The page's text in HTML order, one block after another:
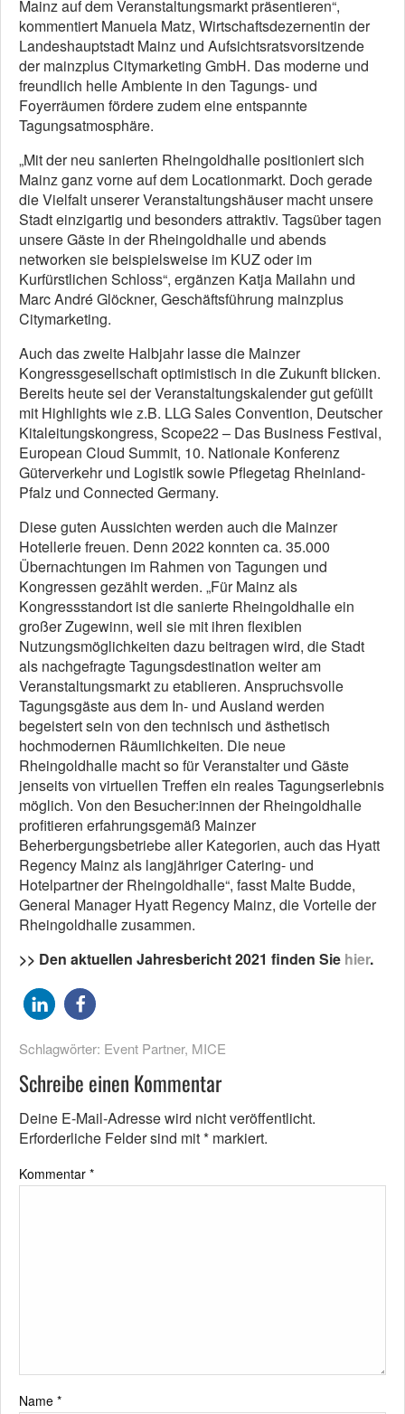
Mainz auf dem Veranstaltungsmarkt präsentieren“,
kommentiert Manuela Matz, Wirtschaftsdezernentin der
Landeshauptstadt Mainz und Aufsichtsratsvorsitzende
der mainzplus Citymarketing GmbH. Das moderne und
freundlich helle Ambiente in den Tagungs- und
Foyerräumen fördere zudem eine entspannte
Tagungsatmosphäre.
„Mit der neu sanierten Rheingoldhalle positioniert sich
Mainz ganz vorne auf dem Locationmarkt. Doch gerade
die Vielfalt unserer Veranstaltungshäuser macht unsere
Stadt einzigartig und besonders attraktiv. Tagsüber tagen
unsere Gäste in der Rheingoldhalle und abends
networken sie beispielsweise im KUZ oder im
Kurfürstlichen Schloss“, ergänzen Katja Mailahn und
Marc André Glöckner, Geschäftsführung mainzplus
Citymarketing.
Auch das zweite Halbjahr lasse die Mainzer
Kongressgesellschaft optimistisch in die Zukunft blicken.
Bereits heute sei der Veranstaltungskalender gut gefüllt
mit Highlights wie z.B. LLG Sales Convention, Deutscher
Kitaleitungskongress, Scope22 – Das Business Festival,
European Cloud Summit, 10. Nationale Konferenz
Güterverkehr und Logistik sowie Pflegetag Rheinland-
Pfalz und Connected Germany.
Diese guten Aussichten werden auch die Mainzer
Hotellerie freuen. Denn 2022 konnten ca. 35.000
Übernachtungen im Rahmen von Tagungen und
Kongressen gezählt werden. „Für Mainz als
Kongressstandort ist die sanierte Rheingoldhalle ein
großer Zugewinn, weil sie mit ihren flexiblen
Nutzungsmöglichkeiten dazu beitragen wird, die Stadt
als nachgefragte Tagungsdestination weiter am
Veranstaltungsmarkt zu etablieren. Anspruchsvolle
Tagungsgäste aus dem In- und Ausland werden
begeistert sein von den technisch und ästhetisch
hochmodernen Räumlichkeiten. Die neue
Rheingoldhalle macht so für Veranstalter und Gäste
jenseits von virtuellen Treffen ein reales Tagungserlebnis
möglich. Von den Besucher:innen der Rheingoldhalle
profitieren erfahrungsgemäß Mainzer
Beherbergungsbetriebe aller Kategorien, auch das Hyatt
Regency Mainz als langjähriger Catering- und
Hotelpartner der Rheingoldhalle“, fasst Malte Budde,
General Manager Hyatt Regency Mainz, die Vorteile der
Rheingoldhalle zusammen.
>> Den aktuellen Jahresbericht 2021 finden Sie hier.
Schlagwörter: Event Partner, MICE
Schreibe einen Kommentar
Deine E-Mail-Adresse wird nicht veröffentlicht.
Erforderliche Felder sind mit* markiert.
Kommentar *
Name *